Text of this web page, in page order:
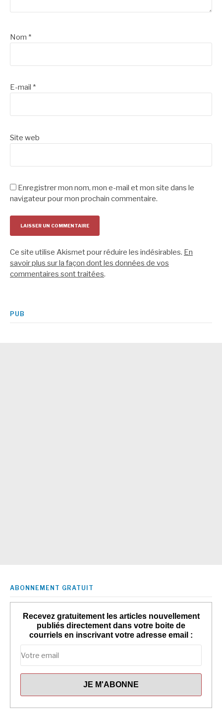
Nom *
E-mail *
Site web
Enregistrer mon nom, mon e-mail et mon site dans le
navigateur pour mon prochain commentaire.
Ce site utilise Akismet pour réduire les indésirables. En
savoir plus sur la façon dont les données de vos
commentaires sont traitées.
PUB
ABONNEMENT GRATUIT
Recevez gratuitement les articles nouvellement
publiés directement dans votre boite de
courriels en inscrivant votre adresse email :